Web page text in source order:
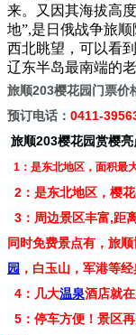
来。又因其海拔高
地”,是日俄战争旅
西北眺望，可以看
辽东半岛最南端的
旅顺203樱花园门票价
预订电话： 0411-
旅顺203樱花园赏樱亮
1：是东北地区，面积最
2：是东北地区，樱
3：周边景区丰富,距
同时免费景点有，旅
园 ，白玉山，军港等经
4： 几大温泉酒店就在
5：停车方便！景区